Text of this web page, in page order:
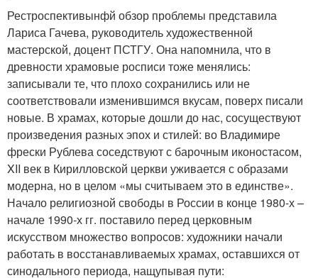
Рестроспективынфй обзор проблемы представила
Лариса Гачева, руководитель художественной
мастерской, доцент ПСТГУ. Она напомнила, что в
древности храмовые росписи тоже менялись:
записывали те, что плохо сохранились или не
соответствовали изменившимся вкусам, поверх писали
новые. В храмах, которые дошли до нас, сосуществуют
произведения разных эпох и стилей: во Владимире
фрески Рублева соседствуют с барочным иконостасом,
XII век в Кирилловской церкви уживается с образами
модерна, но в целом «мы считываем это в единстве».
Начало религиозной свободы в России в конце 1980-х –
начале 1990-х гг. поставило перед церковным
искусством множество вопросов: художники начали
работать в восстанавливаемых храмах, оставшихся от
синодального периода, нащупывая пути: